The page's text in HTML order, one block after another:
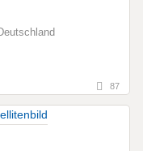
87